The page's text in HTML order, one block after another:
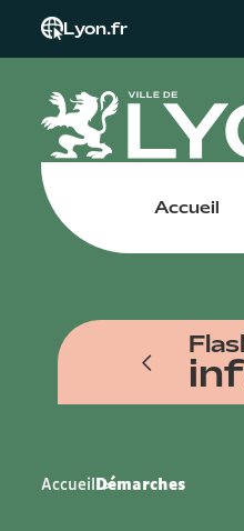
Lyon.fr
Accueil
pendant l'été. Reprise le
Accueil Démarches